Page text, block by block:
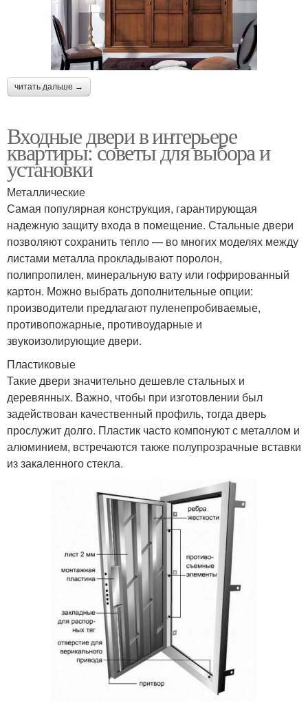
читать дальше →
Входные двери в интерьере
квартиры: советы для выбора и
установки
Металлические
Самая популярная конструкция, гарантирующая
надежную защиту входа в помещение. Стальные двери
позволяют сохранить тепло — во многих моделях между
листами металла прокладывают поролон,
полипропилен, минеральную вату или гофрированный
картон. Можно выбрать дополнительные опции:
производители предлагают пуленепробиваемые,
противопожарные, противоударные и
звукоизолирующие двери.
Пластиковые
Такие двери значительно дешевле стальных и
деревянных. Важно, чтобы при изготовлении был
задействован качественный профиль, тогда дверь
прослужит долго. Пластик часто компонуют с металлом и
алюминием, встречаются также полупрозрачные вставки
из закаленного стекла.